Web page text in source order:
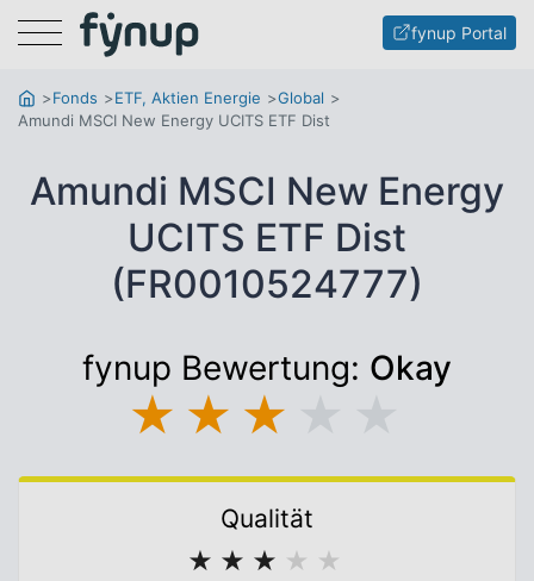
Menu fynup Portal
Fonds ETF, Aktien Energie
Global
Amundi MSCI New Energy UCITS ETF Dist
Amundi MSCI New Energy
UCITS ETF Dist
(FR0010524777)
fynup Bewertung: Okay
★ ★ ★
Qualität
★ ★ ★ ★ ★